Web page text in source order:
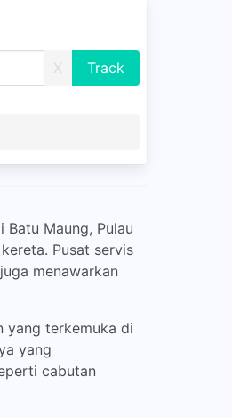
X
Maung, Pulau
Pusat servis
menawarkan
yang terkemuka di
yang
cabutan